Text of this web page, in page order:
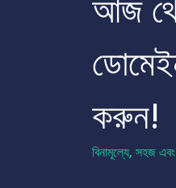
আজ
করুন!
বিনামূল্যে, সহজ